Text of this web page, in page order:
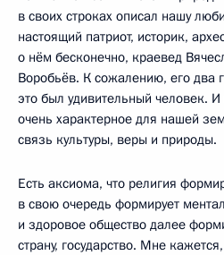
в своих строках описал нашу
настоящий патриот, историк,
о нём бесконечно, краевед
Воробьёв. К сожалению, его два
это был удивительный человек. И
очень характерное для нашей
связь культуры, веры и природы.
Есть аксиома, что религия
в свою очередь формирует
и здоровое общество далее
страну, государство. Мне